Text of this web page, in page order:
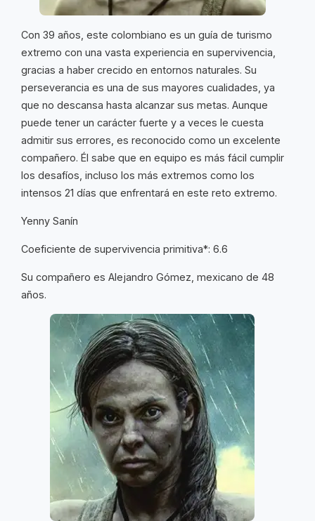
Con 39 años, este colombiano es un guía de turismo
extremo con una vasta experiencia en supervivencia,
gracias a haber crecido en entornos naturales. Su
perseverancia es una de sus mayores cualidades, ya
que no descansa hasta alcanzar sus metas. Aunque
puede tener un carácter fuerte y a veces le cuesta
admitir sus errores, es reconocido como un excelente
compañero. Él sabe que en equipo es más fácil cumplir
los desafíos, incluso los más extremos como los
intensos 21 días que enfrentará en este reto extremo.
Yenny Sanín
Coeficiente de supervivencia primitiva*: 6.6
Su compañero es Alejandro Gómez, mexicano de 48
años.